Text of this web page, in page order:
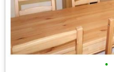
•